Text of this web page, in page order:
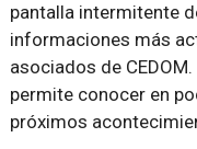
pantalla intermitente
informaciones más
asociados de
permite conocer en
próximos